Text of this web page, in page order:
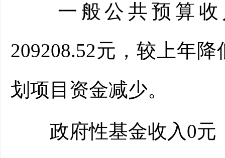
一般公共预算收入
209208.52元，较上年
划项目资金减少。
政府性基金收入0元